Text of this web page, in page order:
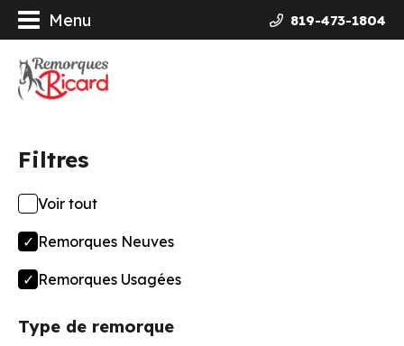
Menu 819-473-1804
nous
Filtres
Voir tout
Remorques Neuves
Remorques Usagées
Type de remorque